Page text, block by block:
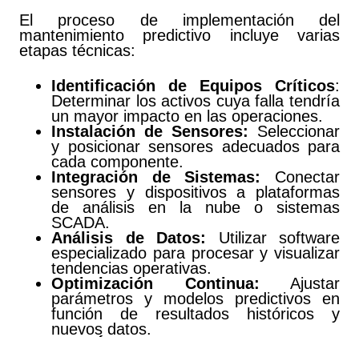
El proceso de implementación del
mantenimiento predictivo incluye varias
etapas técnicas:
Identificación de Equipos Críticos:
Determinar los activos cuya falla tendría
un mayor impacto en las operaciones.
Instalación de Sensores: Seleccionar
y posicionar sensores adecuados para
cada componente.
Integración de Sistemas:
Conectar
sensores y dispositivos a plataformas
de análisis en la nube o sistemas
SCADA.
Análisis de Datos: Utilizar software
especializado para procesar y visualizar
tendencias operativas.
Optimización Continua: Ajustar
parámetros y modelos predictivos en
función de resultados históricos y
nuevos datos.